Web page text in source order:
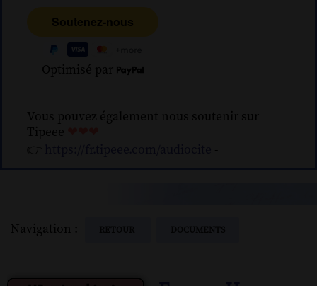
Optimisé par
Vous pouvez également nous soutenir sur
Tipeee
👉
-
Navigation :